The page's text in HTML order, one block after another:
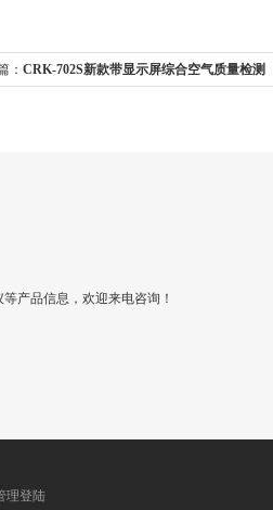
： CRK-702S新款带显示屏综合空气质量检测
产品信息，欢迎来电咨询！
理登陆